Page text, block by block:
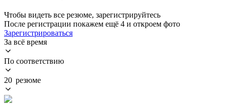
Чтобы видеть все резюме, зарегистрируйтесь
После регистрации покажем ещё 4 и откроем фото
Зарегистрироваться
За всё время
По соответствию
20 резюме